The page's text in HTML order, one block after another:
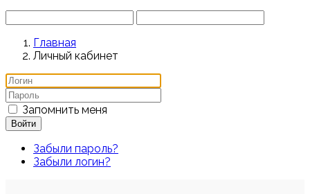
Главная
Личный кабинет
Запомнить меня
Войти
Забыли пароль?
Забыли логин?